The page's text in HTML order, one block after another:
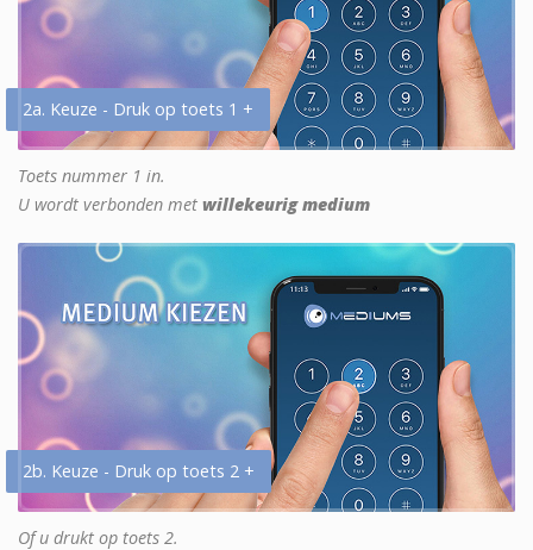
2a. Keuze - Druk op toets 1 +
Toets nummer 1 in.
U wordt verbonden met willekeurig medium
2b. Keuze - Druk op toets 2 +
Of u drukt op toets 2.